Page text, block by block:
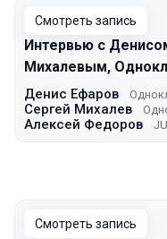
Смотреть запись
Интервью с
Михалевым,
Денис Ефаров
Сергей Михалев
Алексей Федоров
Смотреть запись